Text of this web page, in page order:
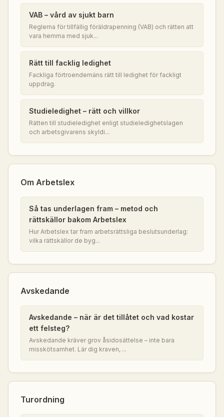
VAB – vård av sjukt barn
Reglerna för tillfällig föräldrapenning (VAB) och rätten att
vara hemma med sjuk...
Rätt till facklig ledighet
Fackliga förtroendemäns rätt till ledighet för fackligt
uppdrag.
Studieledighet – rätt och villkor
Rätten till studieledighet enligt studieledighetslagen
och arbetsgivarens skyldi...
Om Arbetslex
Så tas underlagen fram – metod och
rättskällor bakom Arbetslex
Hur Arbetslex tar fram arbetsrättsliga beslutsunderlag:
vilka rättskällor de byg...
Avskedande
Avskedande – när är det tillåtet och vad kostar
ett felsteg?
Avskedande kräver grov åsidosättelse – inte bara
misskötsamhet. Lär dig kraven, ...
Turordning